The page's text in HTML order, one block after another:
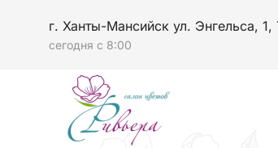
г. Ханты-Мансийск ул. Энгельса,
сегодня с 8:00